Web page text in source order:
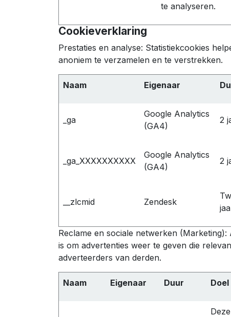
te analyseren.
Cookieverklaring
Prestaties en analyse: Statistiekcookies
anoniem te verzamelen en te verstrekken.
Naam Eigenaar
_ga
Google Analytics
(GA4)
2
_ga_XXXXXXXXXX
Google Analytics
(GA4)
2
__zlcmid Zendesk
Reclame en sociale netwerken
is om advertenties weer te geven die
adverteerders van derden.
Naam Eigenaar Duur Doel